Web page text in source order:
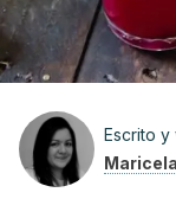
Escrito